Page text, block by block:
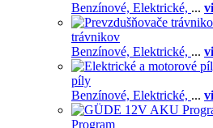
Benzínové, Elektrické, ...
trávnikov
Benzínové, Elektrické, ...
píly
Benzínové, Elektrické, ...
Program